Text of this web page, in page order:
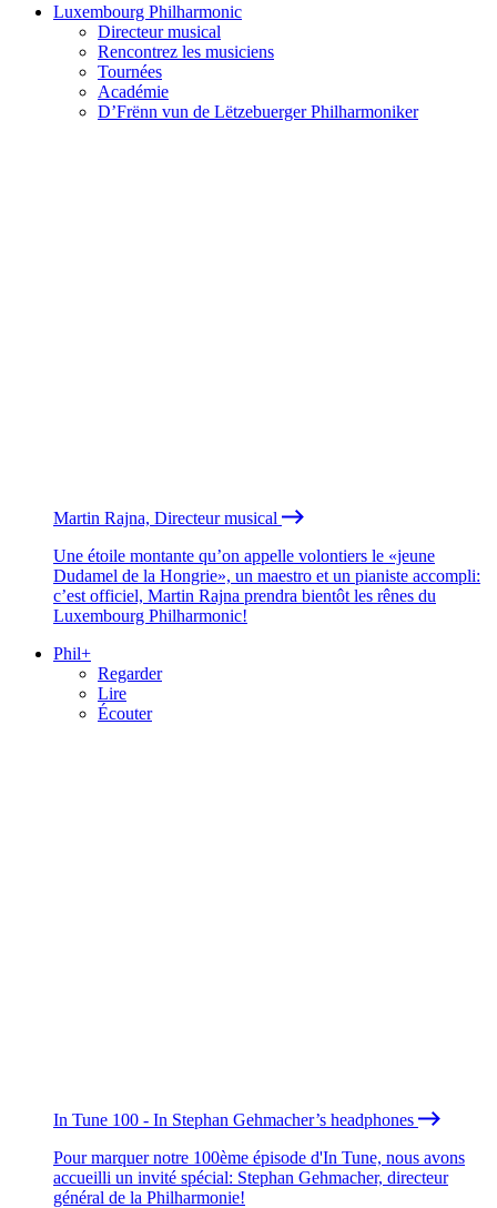
Luxembourg Philharmonic
Directeur musical
Rencontrez les musiciens
Tournées
Académie
D’Frënn vun de Lëtzebuerger Philharmoniker
Martin Rajna, Directeur musical
Une étoile montante qu’on appelle volontiers le «jeune
Dudamel de la Hongrie», un maestro et un pianiste accompli:
c’est officiel, Martin Rajna prendra bientôt les rênes du
Luxembourg Philharmonic!
Phil+
Regarder
Lire
Écouter
In Tune 100 - In Stephan Gehmacher’s headphones
Pour marquer notre 100ème épisode d'In Tune, nous avons
accueilli un invité spécial: Stephan Gehmacher, directeur
général de la Philharmonie!